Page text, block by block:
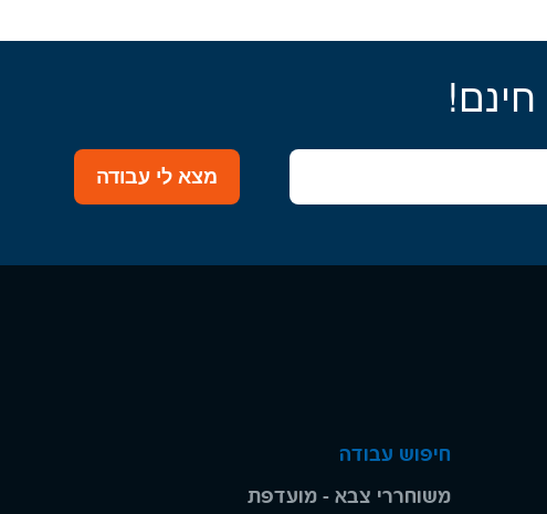
מצא לי עבודה
חיפוש עבודה
משוחררי צבא - מועדפת